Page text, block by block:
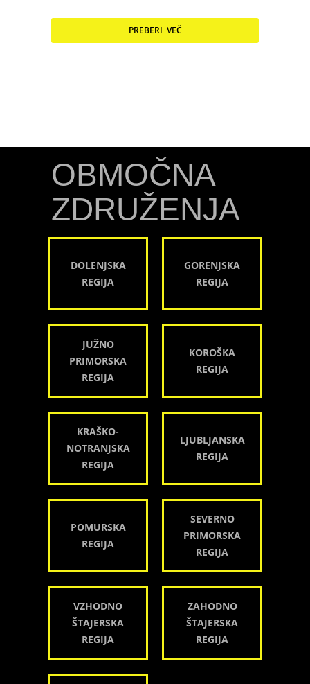
PREBERI VEČ
OBMOČNA
ZDRUŽENJA
DOLENJSKA
REGIJA
GORENJSKA
REGIJA
JUŽNO
PRIMORSKA
REGIJA
KOROŠKA
REGIJA
KRAŠKO-
NOTRANJSKA
REGIJA
LJUBLJANSKA
REGIJA
POMURSKA
REGIJA
SEVERNO
PRIMORSKA
REGIJA
VZHODNO
ŠTAJERSKA
REGIJA
ZAHODNO
ŠTAJERSKA
REGIJA